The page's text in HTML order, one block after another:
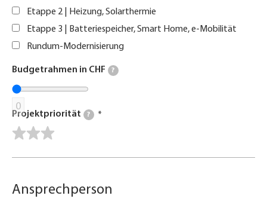
Etappe 2 | Heizung, Solarthermie
Etappe 3 | Batteriespeicher, Smart Home, e-Mobilität
Rundum-Modernisierung
Budgetrahmen in CHF ?
0
Projektpriorität ?
Ansprechperson